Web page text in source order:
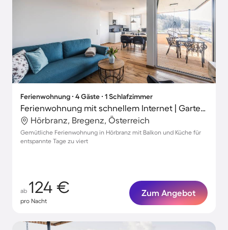
Ferienwohnung ∙ 4 Gäste ∙ 1 Schlafzimmer
Ferienwohnung mit schnellem Internet | Gartenblick | Ideal für Homeoffice
Hörbranz, Bregenz, Österreich
Gemütliche Ferienwohnung in Hörbranz mit Balkon und Küche für
entspannte Tage zu viert
ab 124 €
pro Nacht
Zum Angebot